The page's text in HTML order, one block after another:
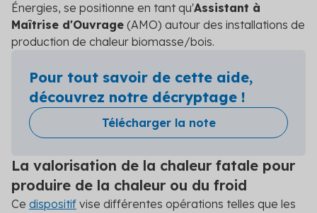
Énergies, se positionne en tant qu'Assistant à
Maîtrise d'Ouvrage (AMO) autour des installations de
production de chaleur biomasse/bois.
Pour tout savoir de cette aide,
découvrez notre décryptage !
Télécharger la note
La valorisation de la chaleur fatale pour
produire de la chaleur ou du froid
Ce dispositif vise différentes opérations telles que les